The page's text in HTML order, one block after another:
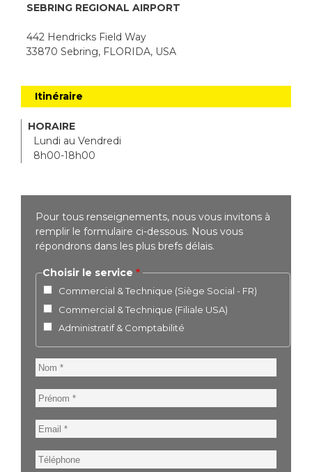
SEBRING REGIONAL AIRPORT
442 Hendricks Field Way
33870 Sebring, FLORIDA, USA
Itinéraire
HORAIRE
Lundi au Vendredi
8h00-18h00
Pour tous renseignements, nous vous invitons à
remplir le formulaire ci-dessous. Nous vous
répondrons dans les plus brefs délais.
Choisir le service
Commercial & Technique (Siège Social - FR)
Commercial & Technique (Filiale USA)
Administratif & Comptabilité
Nom
Prénom
Email
Téléphone